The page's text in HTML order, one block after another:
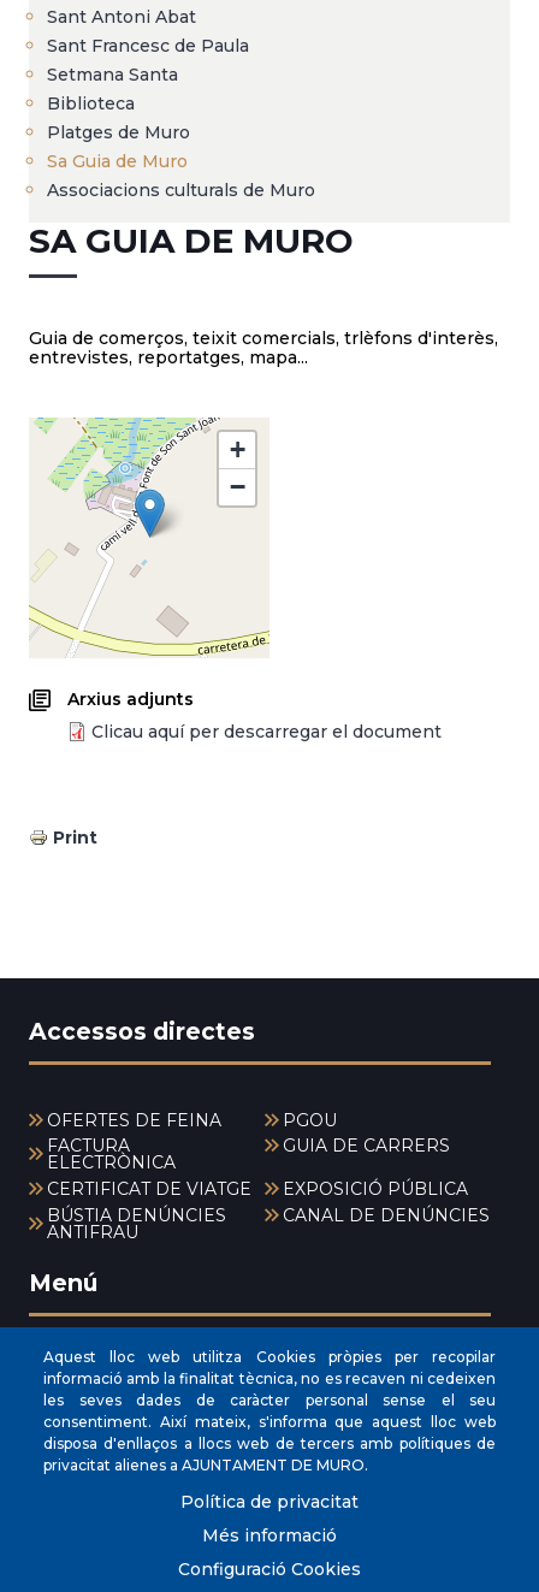
Sant Antoni Abat
Sant Francesc de Paula
Setmana Santa
Biblioteca
Platges de Muro
Sa Guia de Muro
Associacions culturals de Muro
SA GUIA DE MURO
Guia de comerços, teixit comercials, trlèfons d'interès,
entrevistes, reportatges, mapa...
+
−
Arxius adjunts
Clicau aquí per descarregar el document
Print
Accessos directes
OFERTES DE FEINA
PGOU
FACTURA
ELECTRÒNICA
GUIA DE CARRERS
CERTIFICAT DE VIATGE
EXPOSICIÓ PÚBLICA
BÚSTIA DENÚNCIES
ANTIFRAU
CANAL DE DENÚNCIES
Menú
INICI
AJUNTAMENT
EL NOSTRE MUNICIPI
Aquest lloc web utilitza Cookies pròpies per recopilar
informació amb la finalitat tècnica, no es recaven ni cedeixen
les seves dades de caràcter personal sense el seu
consentiment. Així mateix, s'informa que aquest lloc web
disposa d'enllaços a llocs web de tercers amb polítiques de
privacitat alienes a AJUNTAMENT DE MURO.
Política de privacitat
Més informació
Configuració Cookies